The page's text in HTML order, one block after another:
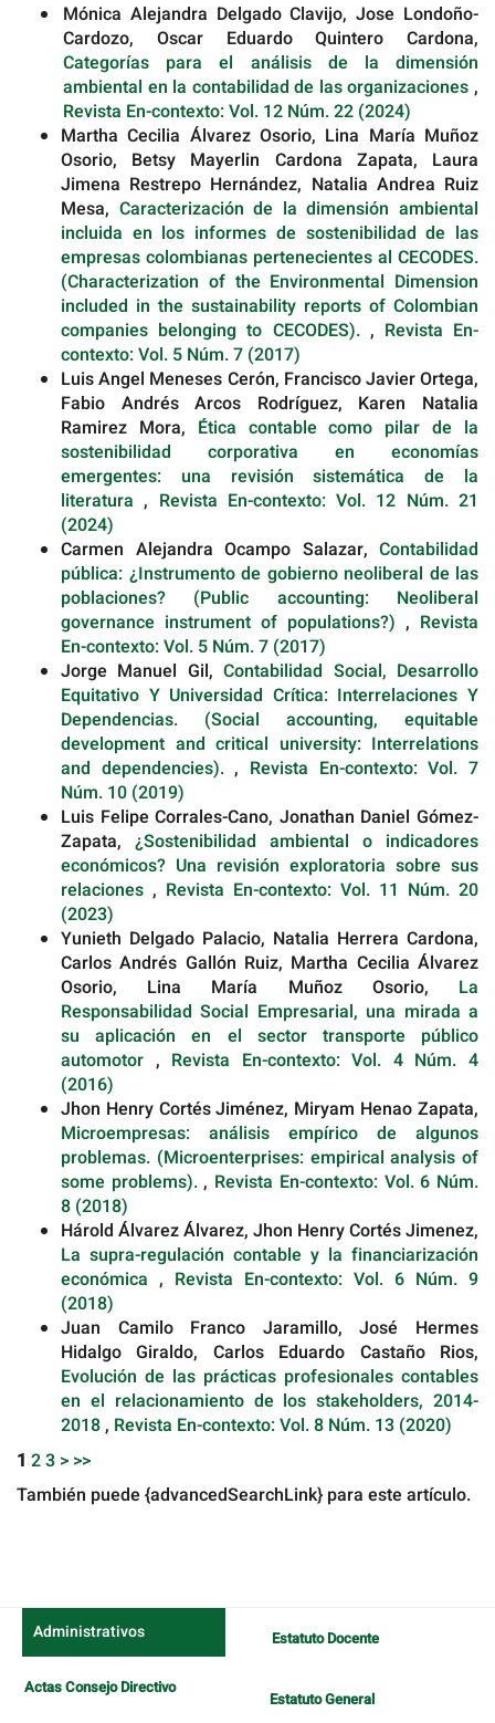
Mónica Alejandra Delgado Clavijo, Jose Londoño-
Cardozo, Oscar Eduardo Quintero Cardona,
Categorías para el análisis de la dimensión
ambiental en la contabilidad de las organizaciones ,
Revista En-contexto: Vol. 12 Núm. 22 (2024)
Martha Cecilia Álvarez Osorio, Lina María Muñoz
Osorio, Betsy Mayerlin Cardona Zapata, Laura
Jimena Restrepo Hernández, Natalia Andrea Ruiz
Mesa, Caracterización de la dimensión ambiental
incluida en los informes de sostenibilidad de las
empresas colombianas pertenecientes al CECODES.
(Characterization of the Environmental Dimension
included in the sustainability reports of Colombian
companies belonging to CECODES). , Revista En-
contexto: Vol. 5 Núm. 7 (2017)
Luis Angel Meneses Cerón, Francisco Javier Ortega,
Fabio Andrés Arcos Rodríguez, Karen Natalia
Ramirez Mora, Ética contable como pilar de la
sostenibilidad corporativa en economías
emergentes: una revisión sistemática de la
literatura, Revista En-contexto: Vol. 12 Núm. 21
(2024)
Carmen Alejandra Ocampo Salazar, Contabilidad
pública: ¿Instrumento de gobierno neoliberal de las
poblaciones? (Public accounting: Neoliberal
governance instrument of populations?) , Revista
En-contexto: Vol. 5 Núm. 7 (2017)
Jorge Manuel Gil,Contabilidad Social, Desarrollo
Equitativo Y Universidad Crítica: Interrelaciones Y
Dependencias. (Social accounting, equitable
development and critical university: Interrelations
and dependencies)., Revista En-contexto: Vol. 7
Núm. 10 (2019)
Luis Felipe Corrales-Cano, Jonathan Daniel Gómez-
Zapata, ¿Sostenibilidad ambiental o indicadores
económicos? Una revisión exploratoria sobre sus
relaciones , Revista En-contexto: Vol. 11 Núm. 20
(2023)
Yunieth Delgado Palacio, Natalia Herrera Cardona,
Carlos Andrés Gallón Ruiz, Martha Cecilia Álvarez
Osorio, Lina María Muñoz Osorio, La
Responsabilidad Social Empresarial, una mirada a
su aplicación en el sector transporte público
automotor , Revista En-contexto: Vol. 4 Núm. 4
(2016)
Jhon Henry Cortés Jiménez, Miryam Henao Zapata,
Microempresas: análisis empírico de algunos
problemas. (Microenterprises: empirical analysis of
some problems)., Revista En-contexto: Vol. 6 Núm.
8 (2018)
Hárold Álvarez Álvarez, Jhon Henry Cortés Jimenez,
La supra-regulación contable y la financiarización
económica , Revista En-contexto: Vol. 6 Núm. 9
(2018)
Juan Camilo Franco Jaramillo, José Hermes
Hidalgo Giraldo, Carlos Eduardo Castaño Rios,
Evolución de las prácticas profesionales contables
en el relacionamiento de los stakeholders, 2014-
2018, Revista En-contexto: Vol. 8 Núm. 13 (2020)
1 23 > >>
También puede {advancedSearchLink} para este artículo.
Administrativos
Actas Consejo Directivo
Estatuto Docente
Estatuto General